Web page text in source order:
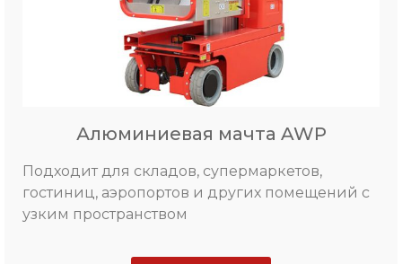
Алюминиевая мачта AWP
Подходит для складов, супермаркетов,
гостиниц, аэропортов и других помещений с
узким пространством